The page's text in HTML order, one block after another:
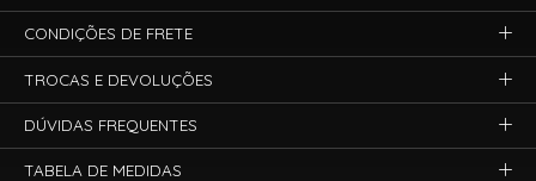
CONDIÇÕES DE FRETE
TROCAS E DEVOLUÇÕES
DÚVIDAS FREQUENTES
TABELA DE MEDIDAS